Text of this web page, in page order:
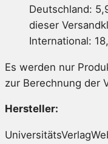
Deutschland:
dieser
International:
Es werden nur
zur Berechnung der
Hersteller: